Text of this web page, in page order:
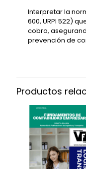
Interpretar la
600, URPI 522)
cobro,
prevención de
Productos